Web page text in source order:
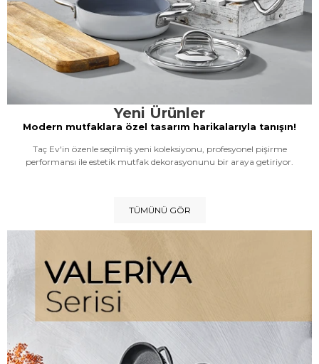
Yeni Ürünler
Modern mutfaklara özel tasarım harikalarıyla tanışın!
Taç Ev'in özenle seçilmiş yeni koleksiyonu, profesyonel pişirme
performansı ile estetik mutfak dekorasyonunu bir araya getiriyor.
TÜMÜNÜ GÖR